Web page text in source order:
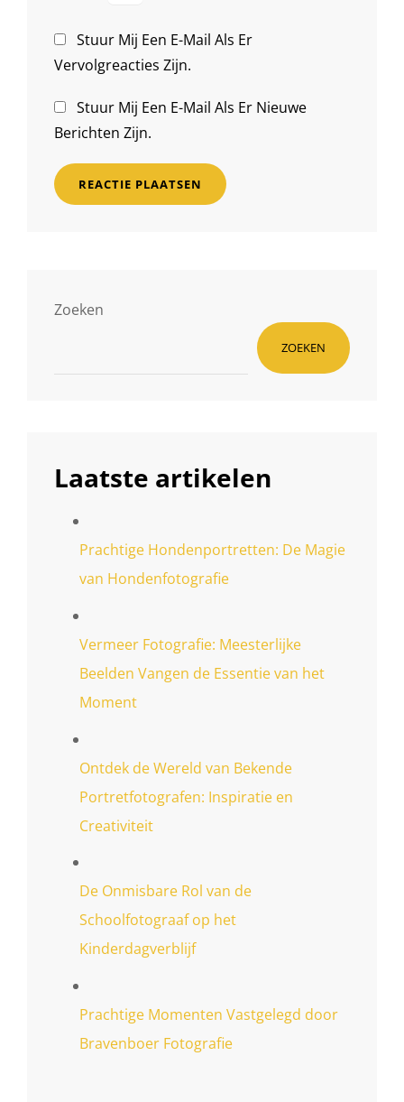
Stuur Mij Een E-Mail Als Er
Vervolgreacties Zijn.
Stuur Mij Een E-Mail Als Er Nieuwe
Berichten Zijn.
Zoeken
ZOEKEN
Laatste artikelen
Prachtige Hondenportretten: De Magie
van Hondenfotografie
Vermeer Fotografie: Meesterlijke
Beelden Vangen de Essentie van het
Moment
Ontdek de Wereld van Bekende
Portretfotografen: Inspiratie en
Creativiteit
De Onmisbare Rol van de
Schoolfotograaf op het
Kinderdagverblijf
Prachtige Momenten Vastgelegd door
Bravenboer Fotografie